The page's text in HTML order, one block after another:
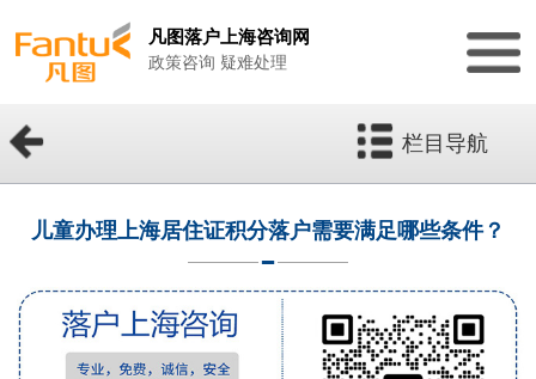
凡图落户上海咨询网
政策咨询 疑难处理
栏目导航
儿童办理上海居住证积分落户需要满足哪些条件？